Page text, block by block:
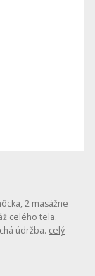
2 masážne
celého tela.
údržba. celý